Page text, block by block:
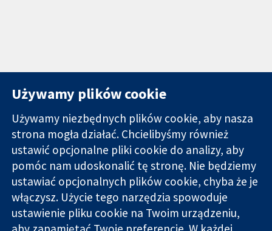
Wiarygodne dane
naukowe.
Świadome
decyzje.
Lepsze zdrowie.
11-13 Cavendish
Square
Londyn
W1G 0AN
Wielka Brytania
Kontakt
Nowości
Biuro
prasowe
O nas
Praca
Cochrane
Używamy plików cookie
Używamy niezbędnych plików cookie, aby nasza
strona mogła działać. Chcielibyśmy również
ustawić opcjonalne pliki cookie do analizy, aby
pomóc nam udoskonalić tę stronę. Nie będziemy
ustawiać opcjonalnych plików cookie, chyba że je
włączysz. Użycie tego narzędzia spowoduje
ustawienie pliku cookie na Twoim urządzeniu,